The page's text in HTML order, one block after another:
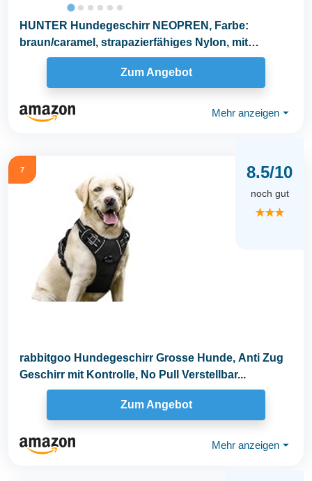
HUNTER Hundegeschirr NEOPREN, Farbe:
braun/caramel, strapazierfähiges Nylon, mit
weichem Neopren...
Zum Angebot
Mehr anzeigen ⏷
7 8.5/10
noch gut
★★★
rabbitgoo Hundegeschirr Grosse Hunde, Anti Zug
Geschirr mit Kontrolle, No Pull Verstellbar...
Zum Angebot
Mehr anzeigen ⏷